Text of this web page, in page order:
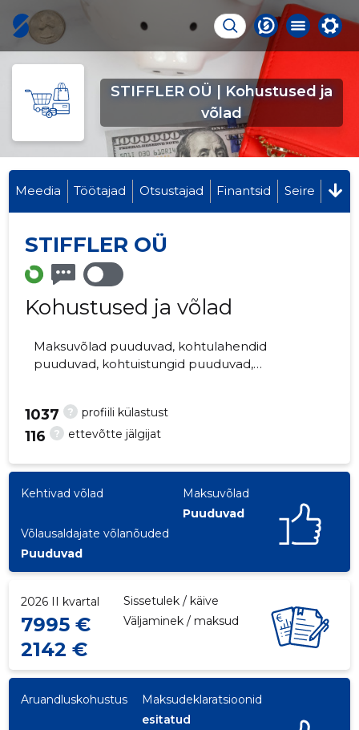
STIFFLER OÜ | Kohustused ja
võlad
Meedia Töötajad Otsustajad Finantsid Seire
STIFFLER OÜ
Kohustused ja võlad
Maksuvõlad puuduvad, kohtulahendid
puuduvad, kohtuistungid puuduvad,
? profiili külastust
1037
? ettevõtte jälgijat
116
Kehtivad võlad
Maksuvõlad
Puuduvad
Võlausaldajate võlanõuded
Puuduvad
2026 II kvartal Sissetulek / käive
7995 € Väljaminek / maksud
2142 €
Aruandluskohustus
Maksudeklaratsioonid
esitatud